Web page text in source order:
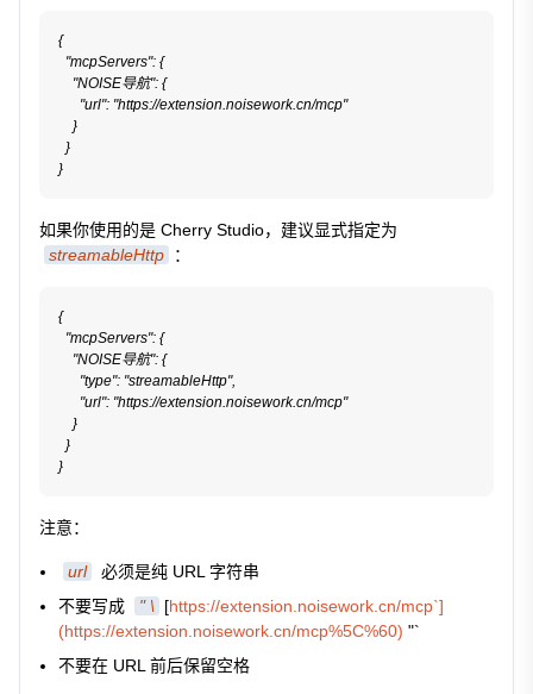
{
如果你使用的是 Cherry Studio，建议显式指定为
streamableHttp
：
{
注意：
url
必须是纯 URL 字符串
不要写成
" \ [https://extension.noisework.cn/mcp`]
(https://extension.noisework.cn/mcp%5C%60) "`
不要在 URL 前后保留空格